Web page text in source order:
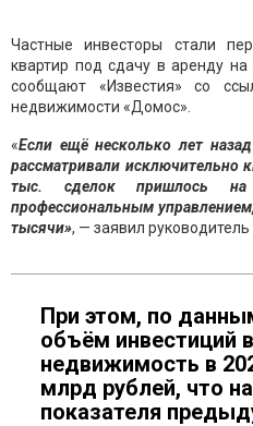
Частные инвесторы стали
квартир под сдачу в аренду
сообщают «Известия» со
недвижимости «Домос».
«Если ещё несколько лет
рассматривали исключительно
тыс. сделок пришлось
профессиональным
тысячи», — заявил
При этом, по
объём инвестиций
недвижимость в
млрд рублей, что
показателя